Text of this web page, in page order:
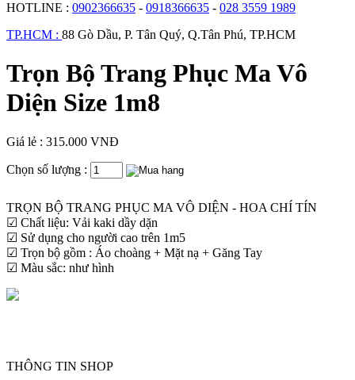
HOTLINE : 0902366635 - 0918366635 - 028 3559 1989
TP.HCM : 88 Gò Dầu, P. Tân Quý, Q.Tân Phú, TP.HCM
Trọn Bộ Trang Phục Ma Vô
Diện Size 1m8
Giá lẻ : 315.000 VNĐ
Chọn số lượng :
TRỌN BỘ TRANG PHỤC MA VÔ DIỆN - HOA CHÍ TÍN
☑ Chất liệu: Vải kaki dầy dặn
☑ Sử dụng cho người cao trên 1m5
☑ Trọn bộ gồm : Áo choàng + Mặt nạ + Găng Tay
☑ Màu sắc: như hình
THÔNG TIN SHOP